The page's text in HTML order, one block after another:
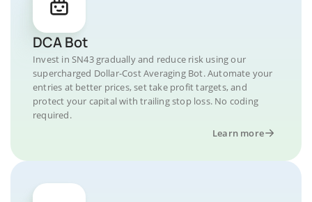
DCA Bot
Invest in SN43 gradually and reduce risk using our
supercharged Dollar-Cost Averaging Bot. Automate your
entries at better prices, set take profit targets, and
protect your capital with trailing stop loss. No coding
required.
Learn more